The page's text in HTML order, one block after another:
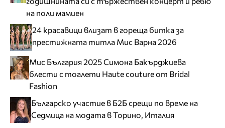
на поли мамиен
24 красавици влизат в гореща битка за
престижната титла Мис Варна 2026
Мис България 2025 Симона Бакърджиева
блести с тоалети Haute couture от Bridal
Fashion
Българско участие в Б2Б срещи по време на
Седмица на модата в Торино, Италия